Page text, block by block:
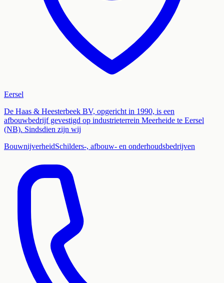
Eersel
De Haas & Heesterbeek BV, opgericht in 1990, is een
afbouwbedrijf gevestigd op industrieterrein Meerheide te Eersel
(NB). Sindsdien zijn wij
BouwnijverheidSchilders-, afbouw- en onderhoudsbedrijven